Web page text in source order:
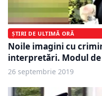
ȘTIRI DE ULTIMĂ ORĂ
Noile imagini cu
interpretări. Modul
26 septembrie 2019